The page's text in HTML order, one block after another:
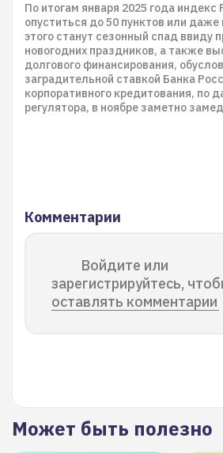
По итогам января 2025 года индекс
опуститься до 50 пунктов или
этого станут сезонный спад ввиду
новогодних праздников, а также
долгового финансирования,
заградительной ставкой Банка
корпоративного кредитования, по
регулятора, в ноябре заметно
Комментарии
Войдите или
зарегистрируйтесь,
оставлять комментарии
Может быть полезно